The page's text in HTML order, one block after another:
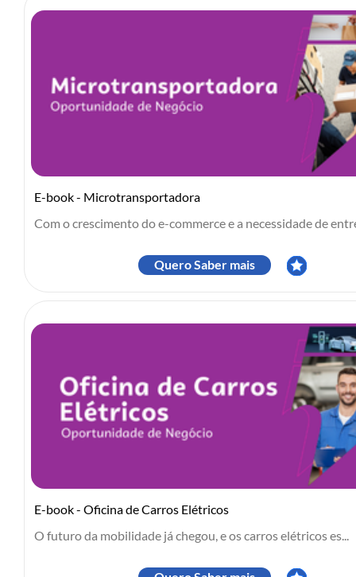
E-book - Microtransportadora
Com o crescimento do e-commerce e a necessidade de
Quero Saber mais
E-book - Oficina de Carros Elétricos
O futuro da mobilidade já chegou, e os carros elétricos es...